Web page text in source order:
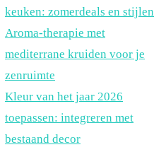
keuken: zomerdeals en stijlen
Aroma-therapie met
mediterrane kruiden voor je
zenruimte
Kleur van het jaar 2026
toepassen: integreren met
bestaand decor